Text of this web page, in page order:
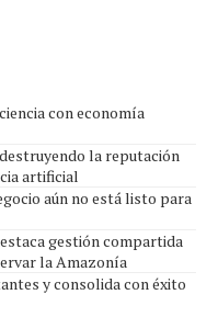
con economía
la reputación
artificial
aún no está listo para
gestión compartida
la Amazonía
y consolida con éxito